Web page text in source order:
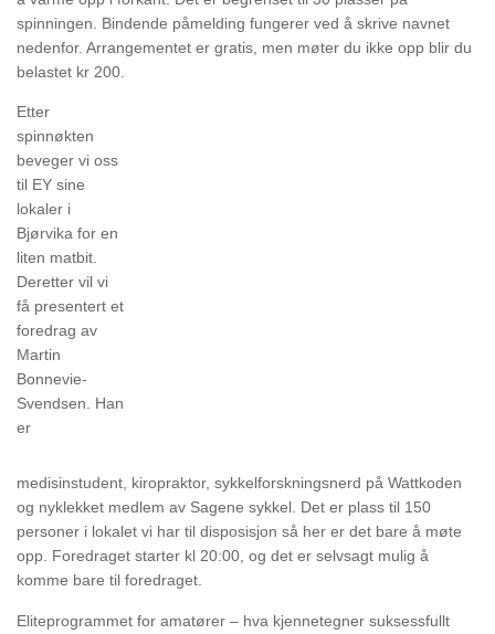
spinningen. Bindende påmelding fungerer ved å skrive navnet
nedenfor. Arrangementet er gratis, men møter du ikke opp blir du
belastet kr 200.
Etter
spinnøkten
beveger vi oss
til EY sine
lokaler i
Bjørvika for en
liten matbit.
Deretter vil vi
få presentert et
foredrag av
Martin
Bonnevie-
Svendsen. Han
er
medisinstudent, kiropraktor, sykkelforskningsnerd på Wattkoden
og nyklekket medlem av Sagene sykkel. Det er plass til 150
personer i lokalet vi har til disposisjon så her er det bare å møte
opp. Foredraget starter kl 20:00, og det er selvsagt mulig å
komme bare til foredraget.
Eliteprogrammet for amatører – hva kjennetegner suksessfullt